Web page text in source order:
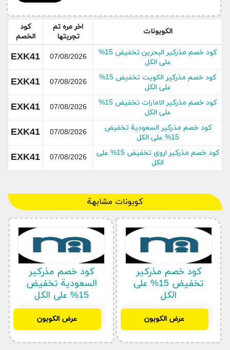
يمكنكم الإضطلاع على جميعأكواد خصمتويتر مذركير
Mothercare من خلال قسم خاص
بكوبونات تويتر
عن تويتر مذركير
جميع أقسام متجر مذركير
ملابس الرضع
ملابس الأطفال بسن المشي
ملابس الأطفال
مستلزمات الحوامل
مستلزمات الاستحمام والنظافة
مقاعد السيارات
مستلزمات الإرضاع والإطعام
غرف الأطفال
عربات الدفع
الكوبونات
اخر مره تم
تجربتها
كود
الخصم
كود خصم مذركير البحرين تخفيض 15%
على الكل
07/08/2026
EXK41
كود خصم مذركير الكويت تخفيض 15%
على الكل
07/08/2026
EXK41
كود خصم مذركير الامارات تخفيض 15%
على الكل
07/08/2026
EXK41
كود خصم مذركير السعودية تخفيض
15% على الكل
07/08/2026
EXK41
كود خصم مذركير اروى تخفيض 15% على
الكل
07/08/2026
EXK41
كوبونات مشابهة
كود خصم مذركير
السعودية تخفيض
15% على الكل
EXK41عرض الكوبون
كود خصم مذركير
تخفيض 15% على
الكل
EXK41عرض الكوبون